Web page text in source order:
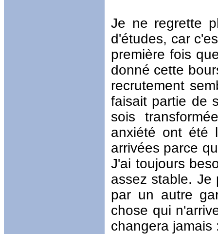
Je ne regrette
d'études, car
première fois
donné cette
recrutement
faisait partie de
sois
anxiété ont été
arrivées parce
J'ai toujours
assez stable. Je
par un autre
chose qui
changera jamais